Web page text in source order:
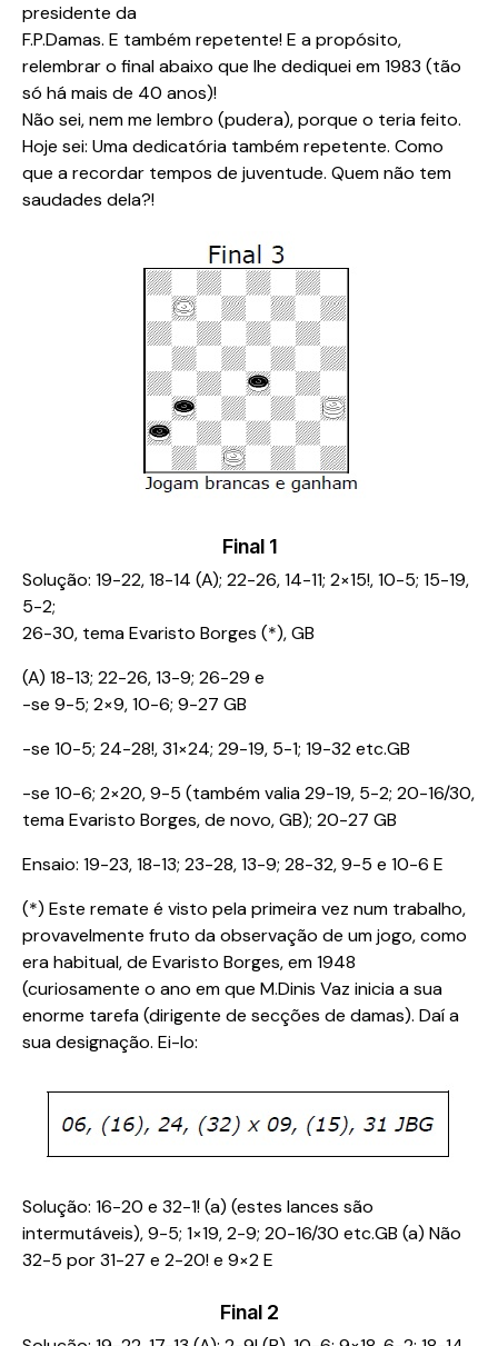
presidente da
F.P.Damas. E também repetente! E a propósito,
relembrar o final abaixo que lhe dediquei em 1983 (tão
só há mais de 40 anos)!
Não sei, nem me lembro (pudera), porque o teria feito.
Hoje sei: Uma dedicatória também repetente. Como
que a recordar tempos de juventude. Quem não tem
saudades dela?!
Final 1
Solução: 19-22, 18-14 (A); 22-26, 14-11; 2×15!, 10-5; 15-19,
5-2;
26-30, tema Evaristo Borges (*), GB
(A) 18-13; 22-26, 13-9; 26-29 e
-se 9-5; 2×9, 10-6; 9-27 GB
-se 10-5; 24-28!, 31×24; 29-19, 5-1; 19-32 etc.GB
-se 10-6; 2×20, 9-5 (também valia 29-19, 5-2; 20-16/30,
tema Evaristo Borges, de novo, GB); 20-27 GB
Ensaio: 19-23, 18-13; 23-28, 13-9; 28-32, 9-5 e 10-6 E
(*) Este remate é visto pela primeira vez num trabalho,
provavelmente fruto da observação de um jogo, como
era habitual, de Evaristo Borges, em 1948
(curiosamente o ano em que M.Dinis Vaz inicia a sua
enorme tarefa (dirigente de secções de damas). Daí a
sua designação. Ei-lo:
Solução: 16-20 e 32-1! (a) (estes lances são
intermutáveis), 9-5; 1×19, 2-9; 20-16/30 etc.GB (a) Não
32-5 por 31-27 e 2-20! e 9×2 E
Final 2